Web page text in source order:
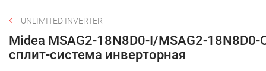
UNLIMITED INVERTER
Midea MSAG2-18N8D0-I/MSAG2-18N8D0-
сплит-система инверторная